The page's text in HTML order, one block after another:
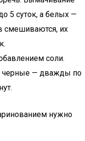
5 суток, а белых —
смешиваются, их
соли.
черные — дважды по
нужно